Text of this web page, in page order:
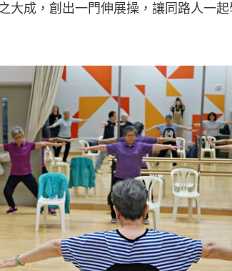
大成，創出一門伸展操，讓同路人一起